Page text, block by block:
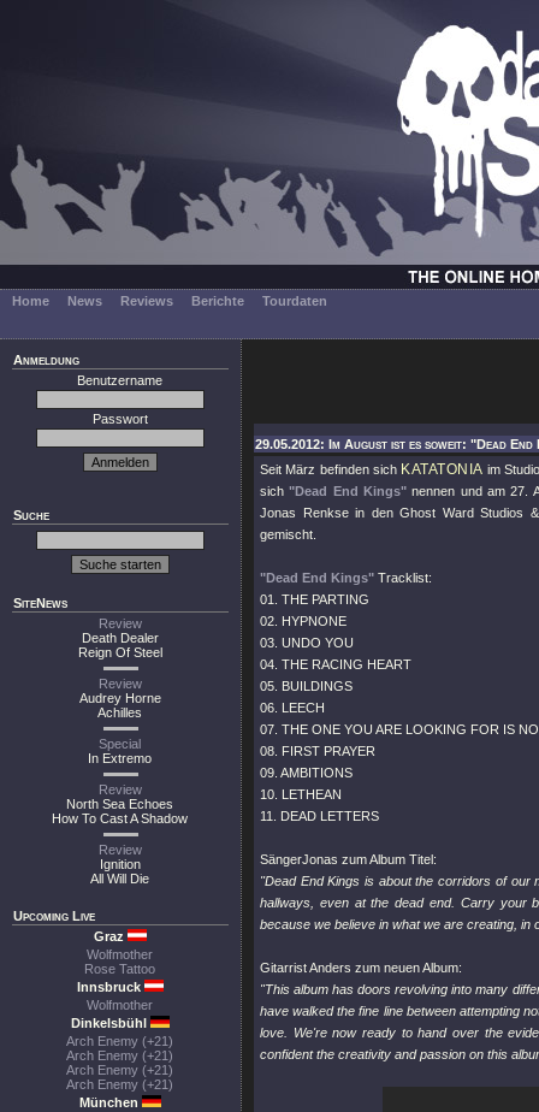
Home News Reviews Berichte Tourdaten
Anmeldung
Benutzername
Passwort
Suche
SiteNews
Review
Death Dealer
Reign Of Steel
Review
Audrey Horne
Achilles
Special
In Extremo
Review
North Sea Echoes
How To Cast A Shadow
Review
Ignition
All Will Die
Upcoming Live
Graz
Wolfmother
Rose Tattoo
Innsbruck
Wolfmother
Dinkelsbühl
Arch Enemy (+21)
Arch Enemy (+21)
Arch Enemy (+21)
Arch Enemy (+21)
München
29.05.2012: Im August ist es soweit: "Dead
Seit März befinden sich KATATONIA im
sich"Dead End Kings" nennen und am 27.
Jonas Renkse in den Ghost Ward Studios
gemischt.
"Dead End Kings" Tracklist:
01. THE PARTING
02. HYPNONE
03. UNDO YOU
04. THE RACING HEART
05. BUILDINGS
06. LEECH
07. THE ONE YOU ARE LOOKING FOR IS
08. FIRST PRAYER
09. AMBITIONS
10. LETHEAN
11. DEAD LETTERS
SängerJonas zum Album Titel:
"Dead End Kings is about the corridors of
hallways, even at the dead end. Carry your
because we believe in what we are creating, in
Gitarrist Anders zum neuen Album:
"This album has doors revolving into many
have walked the fine line between attempting
love. We're now ready to hand over the
confident the creativity and passion on this